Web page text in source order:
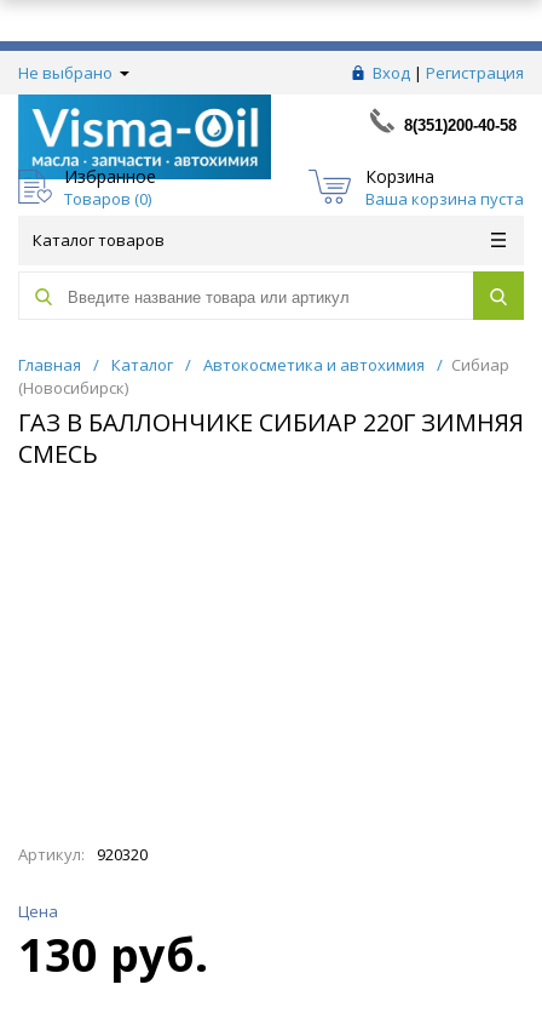
Не выбрано Вход | Регистрация
8(351)200-40-58
Избранное
Товаров (0)
Корзина
Ваша корзина пуста
Каталог товаров
Главная / Каталог / Автокосметика и автохимия / Сибиар
(Новосибирск)
ГАЗ В БАЛЛОНЧИКЕ СИБИАР 220Г ЗИМНЯЯ
СМЕСЬ
Артикул: 920320
Цена
130 руб.